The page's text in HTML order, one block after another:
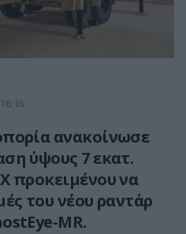
ανακοίνωσε
ύψους 7 εκατ.
προκειμένου να
του νέου ραντάρ
MR.